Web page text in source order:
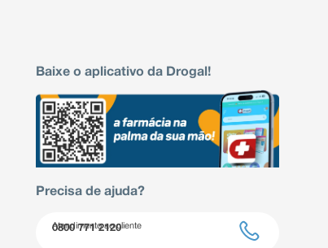
Baixe o aplicativo da Drogal!
Precisa de ajuda?
Atendimento ao cliente
0800 771 2120